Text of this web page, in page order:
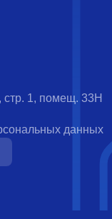
стр. 1, помещ. 33Н
данных